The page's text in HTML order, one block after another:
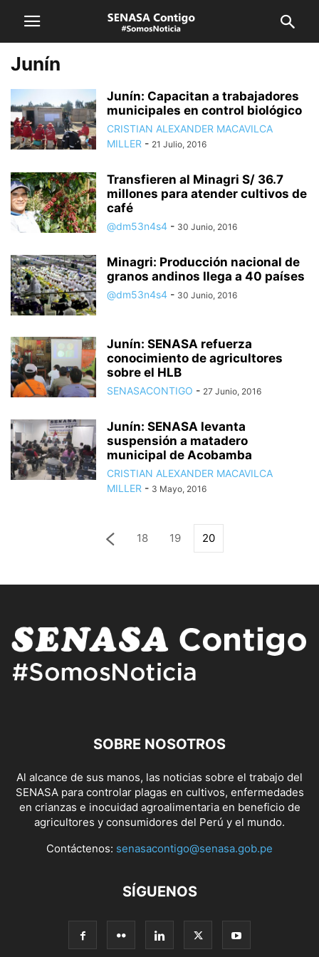
Junín
Junín: Capacitan a trabajadores
municipales en control biológico
CRISTIAN ALEXANDER MACAVILCA
MILLER - 21 Julio, 2016
Transfieren al Minagri S/ 36.7
millones para atender cultivos de
café
@dm53n4s4 - 30 Junio, 2016
Minagri: Producción nacional de
granos andinos llega a 40 países
@dm53n4s4 - 30 Junio, 2016
Junín: SENASA refuerza
conocimiento de agricultores
sobre el HLB
SENASACONTIGO - 27 Junio, 2016
Junín: SENASA levanta
suspensión a matadero
municipal de Acobamba
CRISTIAN ALEXANDER MACAVILCA
MILLER - 3 Mayo, 2016
18 19 20
SOBRE NOSOTROS
Al alcance de sus manos, las noticias sobre el trabajo del
SENASA para controlar plagas en cultivos, enfermedades
en crianzas e inocuidad agroalimentaria en beneficio de
agricultores y consumidores del Perú y el mundo.
Contáctenos: senasacontigo@senasa.gob.pe
SÍGUENOS